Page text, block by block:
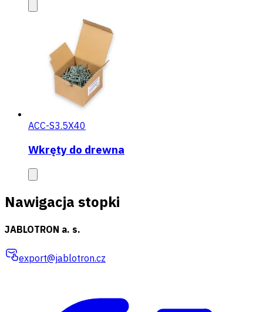
ACC-S3.5X40
Wkręty do drewna
Nawigacja stopki
JABLOTRON a. s.
export@jablotron.cz